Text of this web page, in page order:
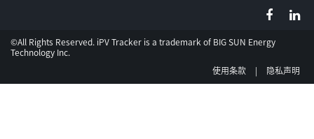
©All Rights Reserved. iPV Tracker is a trademark of BIG SUN Energy
Technology Inc.
使用条款
| 隐私声明